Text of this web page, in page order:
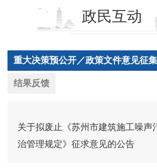
政民互动
重大决策预公开／政策文件意见征集
结果反馈
关于拟废止《苏州市建筑施工噪声
治管理规定》征求意见的公告